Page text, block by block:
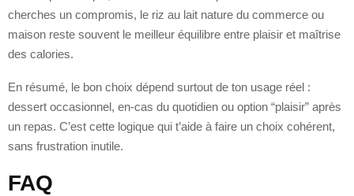
cherches un compromis, le riz au lait nature du commerce ou
maison reste souvent le meilleur équilibre entre plaisir et maîtrise
des calories.
En résumé, le bon choix dépend surtout de ton usage réel :
dessert occasionnel, en-cas du quotidien ou option “plaisir” après
un repas. C’est cette logique qui t’aide à faire un choix cohérent,
sans frustration inutile.
FAQ